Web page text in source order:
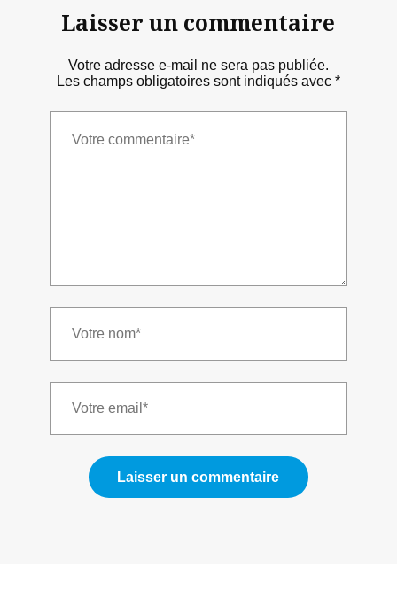
Laisser un commentaire
Votre adresse e-mail ne sera pas publiée.
Les champs obligatoires sont indiqués avec *